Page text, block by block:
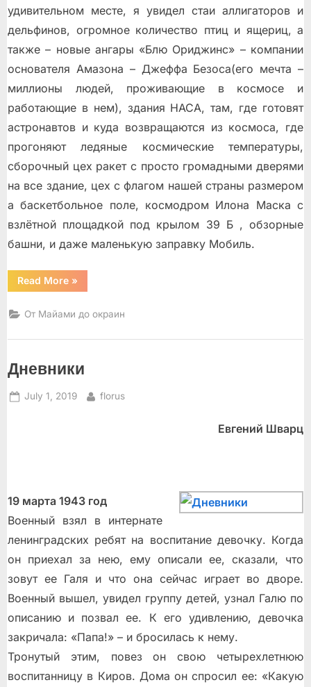
удивительном месте, я увидел стаи аллигаторов и
дельфинов, огромное количество птиц и ящериц, а
также – новые ангары «Блю Ориджинс» – компании
основателя Амазона – Джеффа Безоса(его мечта –
миллионы людей, проживающие в космосе и
работающие в нем), здания НАСА, там, где готовят
астронавтов и куда возвращаются из космоса, где
прогоняют ледяные космические температуры,
сборочный цех ракет с просто громадными дверями
на все здание, цех с флагом нашей страны размером
а баскетбольное поле, космодром Илона Маска с
взлётной площадкой под крылом 39 Б , обзорные
башни, и даже маленькую заправку Мобиль.
Read More“Мыс
Канаверал”
»
От Майами до окраин
Дневники
Posted
July 1, 2019 By
florus
Евгений Шварц
19 марта 1943 год
Военный взял в интернате
ленинградских ребят на воспитание девочку. Когда
он приехал за нею, ему описали ее, сказали, что
зовут ее Галя и что она сейчас играет во дворе.
Военный вышел, увидел группу детей, узнал Галю по
описанию и позвал ее. К его удивлению, девочка
закричала: «Папа!» – и бросилась к нему.
Тронутый этим, повез он свою четырехлетнюю
воспитанницу в Киров. Дома он спросил ее: «Какую